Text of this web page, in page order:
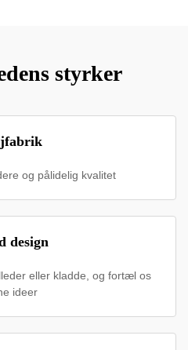
styrker
og pålidelig kvalitet
design
eller kladde, og fortæl os
ideer